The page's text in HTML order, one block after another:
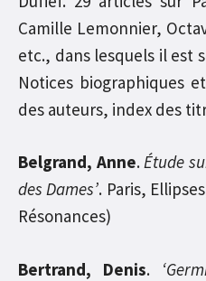
Camille Lemonnier,
etc., dans lesquels il est
Notices biographiques
des auteurs, index des
Belgrand, Anne.Étude
des Dames’. Paris,
Résonances)
Bertrand, Denis.